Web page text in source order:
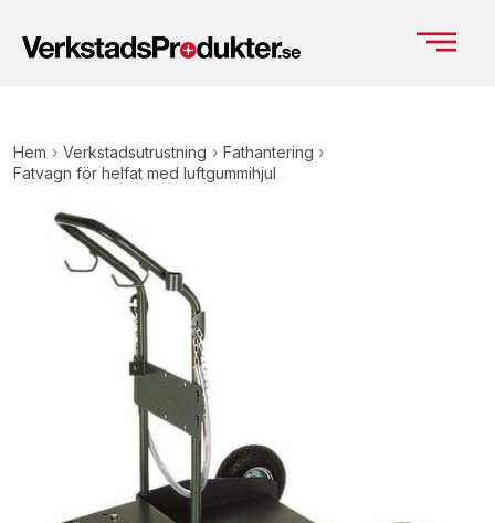
Hem › Verkstadsutrustning › Fathantering ›
Fatvagn för helfat med luftgummihjul